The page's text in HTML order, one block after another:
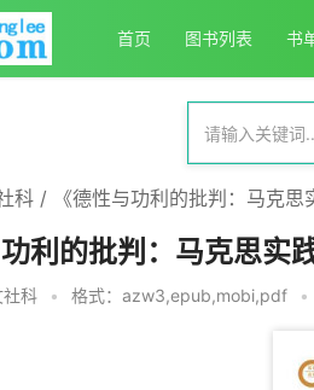
首页 图书列表 书
科 / 《德性与功利的批判：马克
功利的批判：马克思实
社科 • 格式：azw3,epub,mobi,pdf •